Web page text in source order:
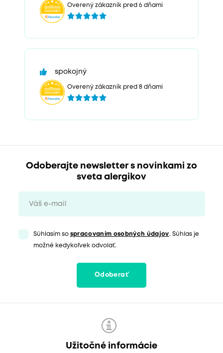
Overený zákazník pred 6 dňami
spokojný
Overený zákazník pred 8 dňami
Odoberajte newsletter s novinkami zo
sveta alergikov
Súhlasím so spracovaním osobných údajov. Súhlas je
možné kedykoľvek odvolať.
Odoberať
Užitočné informácie